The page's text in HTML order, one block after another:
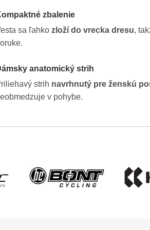
zbalenie
sa ľahko zloží do vrecka dresu,
anatomický strih
strih navrhnutý pre ženskú
v pohybe.